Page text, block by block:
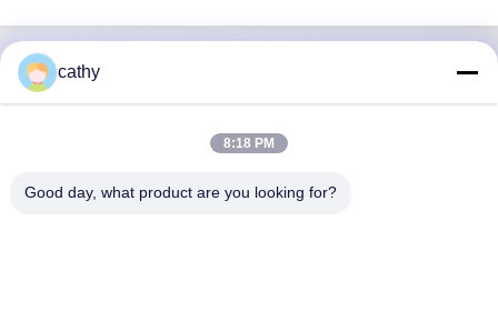
Cuarto y quinto piso, Edificio 3, 19, calle North Danzi, calle
cathy
8:18 PM
Good day, what product are you looking for?